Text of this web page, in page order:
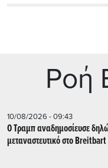
Ρoή
10/08/2026 - 09:43
Ο Τραμπ αναδημοσίευσε
μεταναστευτικό στο Breitbart